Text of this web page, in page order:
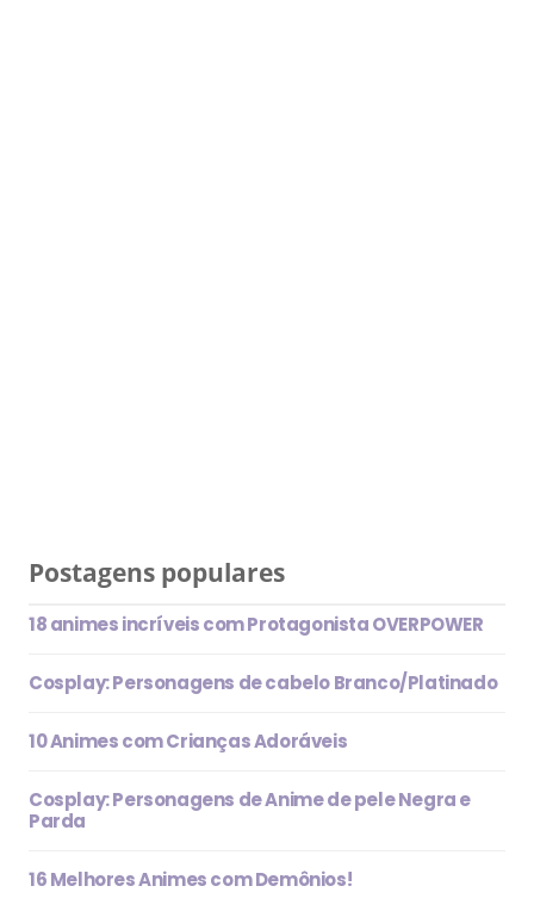
Postagens populares
18 animes incríveis com Protagonista OVERPOWER
Cosplay: Personagens de cabelo Branco/Platinado
10 Animes com Crianças Adoráveis
Cosplay: Personagens de Anime de pele Negra e
Parda
16 Melhores Animes com Demônios!